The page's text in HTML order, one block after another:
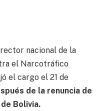
nacional de la
el Narcotráfico
el cargo el 21 de
de la renuncia de
Bolivia.